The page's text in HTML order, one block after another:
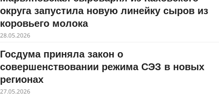
округа запустила новую линейку сыров из
коровьего молока
28.05.2026
Госдума приняла закон о
совершенствовании режима СЭЗ в новых
регионах
27.05.2026